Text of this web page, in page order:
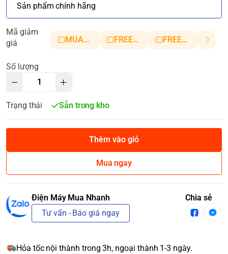
Sản phẩm chính hãng
Mã giảm
giá
MUANHANH01 FREESHIP5 FREESHIP10
Số lượng
Trạng thái Sẵn trong kho
Thêm vào giỏ
Mua ngay
Điện Máy Mua Nhanh
Tư vấn - Báo giá ngay
Chia sẻ
Hỏa tốc nội thành trong 3h, ngoại thành 1-3 ngày.